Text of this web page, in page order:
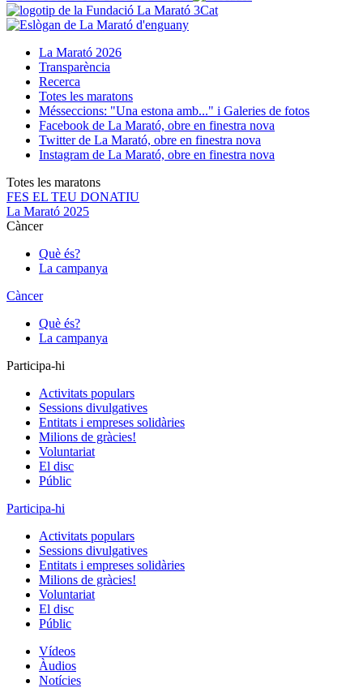
La Marató 2026
Transparència
Recerca
Totes les maratons
Mésseccions: "Una estona amb..." i Galeries de fotos
Facebook de La Marató, obre en finestra nova
Twitter de La Marató, obre en finestra nova
Instagram de La Marató, obre en finestra nova
Totes les maratons
FES EL TEU DONATIU
La Marató 2025
Càncer
Què és?
La campanya
Càncer
Què és?
La campanya
Participa-hi
Activitats populars
Sessions divulgatives
Entitats i empreses solidàries
Milions de gràcies!
Voluntariat
El disc
Públic
Participa-hi
Activitats populars
Sessions divulgatives
Entitats i empreses solidàries
Milions de gràcies!
Voluntariat
El disc
Públic
Vídeos
Àudios
Notícies